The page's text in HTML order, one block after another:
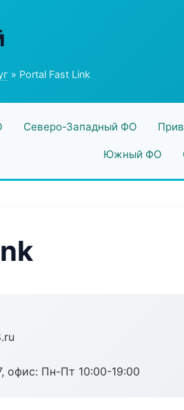
» Portal Fast Link
Северо-Западный ФО
Южный ФО
офис: Пн-Пт 10:00-19:00